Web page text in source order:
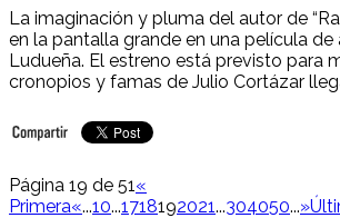
La imaginación y pluma del autor de
en la pantalla grande en una película de
Ludueña. El estreno está previsto para
cronopios y famas de Julio Cortázar
Página 19 de 51 «
Primera«...10...1718192021...304050...»